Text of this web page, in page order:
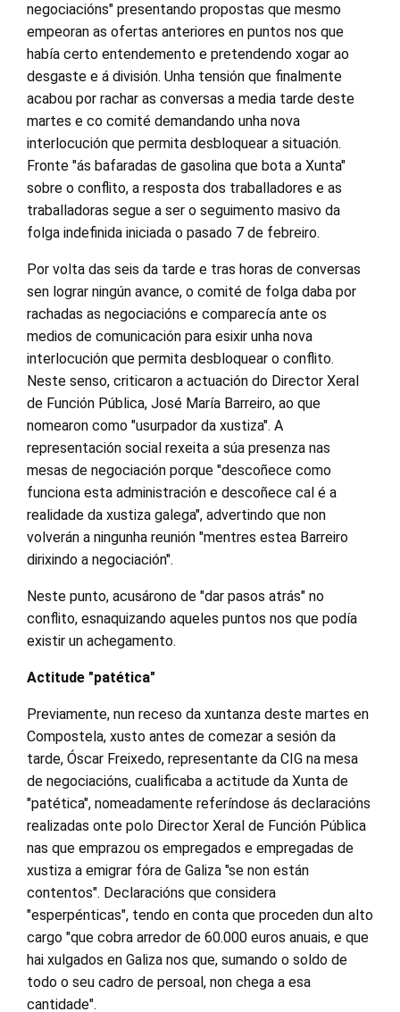
negociacións" presentando propostas que mesmo
empeoran as ofertas anteriores en puntos nos que
había certo entendemento e pretendendo xogar ao
desgaste e á división. Unha tensión que finalmente
acabou por rachar as conversas a media tarde deste
martes e co comité demandando unha nova
interlocución que permita desbloquear a situación.
Fronte "ás bafaradas de gasolina que bota a Xunta"
sobre o conflito, a resposta dos traballadores e as
traballadoras segue a ser o seguimento masivo da
folga indefinida iniciada o pasado 7 de febreiro.
Por volta das seis da tarde e tras horas de conversas
sen lograr ningún avance, o comité de folga daba por
rachadas as negociacións e comparecía ante os
medios de comunicación para esixir unha nova
interlocución que permita desbloquear o conflito.
Neste senso, criticaron a actuación do Director Xeral
de Función Pública, José María Barreiro, ao que
nomearon como "usurpador da xustiza". A
representación social rexeita a súa presenza nas
mesas de negociación porque "descoñece como
funciona esta administración e descoñece cal é a
realidade da xustiza galega", advertindo que non
volverán a ningunha reunión "mentres estea Barreiro
dirixindo a negociación".
Neste punto, acusárono de "dar pasos atrás" no
conflito, esnaquizando aqueles puntos nos que podía
existir un achegamento.
Actitude "patética"
Previamente, nun receso da xuntanza deste martes en
Compostela, xusto antes de comezar a sesión da
tarde, Óscar Freixedo, representante da CIG na mesa
de negociacións, cualificaba a actitude da Xunta de
"patética", nomeadamente referíndose ás declaracións
realizadas onte polo Director Xeral de Función Pública
nas que emprazou os empregados e empregadas de
xustiza a emigrar fóra de Galiza "se non están
contentos". Declaracións que considera
"esperpénticas", tendo en conta que proceden dun alto
cargo "que cobra arredor de 60.000 euros anuais, e que
hai xulgados en Galiza nos que, sumando o soldo de
todo o seu cadro de persoal, non chega a esa
cantidade".